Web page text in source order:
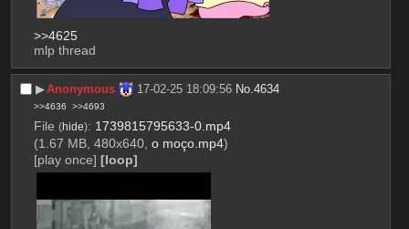
>>4625
mlp thread
▶︎Anonymous 17-02-25 18:09:56 No.4634
>>4636 >>4693
File (hide): 1739815795633-0.mp4
(1.67 MB, 480x640, o moço.mp4)
[play once] [loop]